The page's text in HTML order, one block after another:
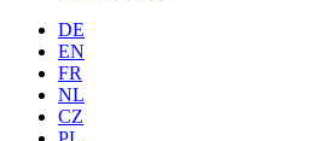
DE
EN
FR
NL
CZ